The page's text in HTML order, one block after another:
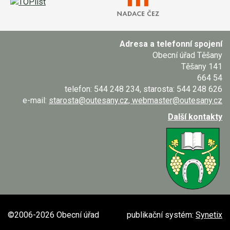
Adresa a telefonní spojení
Obecní úřad Těšany
Těšany 141
664 54
telefon: 544 248 234, starosta: 544 248 626
e-mail: starosta@outesany.cz, webmaster@outesany.cz
Další kontakty
publikační systém: Synetix
©2006-2026 Obecní úřad